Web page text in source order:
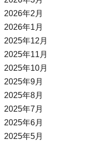
2026年2月
2026年1月
2025年12月
2025年11月
2025年10月
2025年9月
2025年8月
2025年7月
2025年6月
2025年5月